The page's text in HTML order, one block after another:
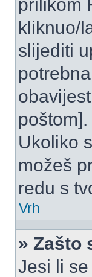
prilikom
kliknuo/
slijediti
poštom].
Ukoliko
možeš
redu s
Vrh
» Zašto
Jesi li se